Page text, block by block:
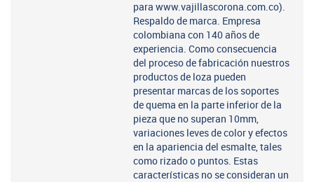
para www.vajillascorona.com.co).
Respaldo de marca. Empresa
colombiana con 140 años de
experiencia. Como consecuencia
del proceso de fabricación nuestros
productos de loza pueden
presentar marcas de los soportes
de quema en la parte inferior de la
pieza que no superan 10mm,
variaciones leves de color y efectos
en la apariencia del esmalte, tales
como rizado o puntos. Estas
características no se consideran un